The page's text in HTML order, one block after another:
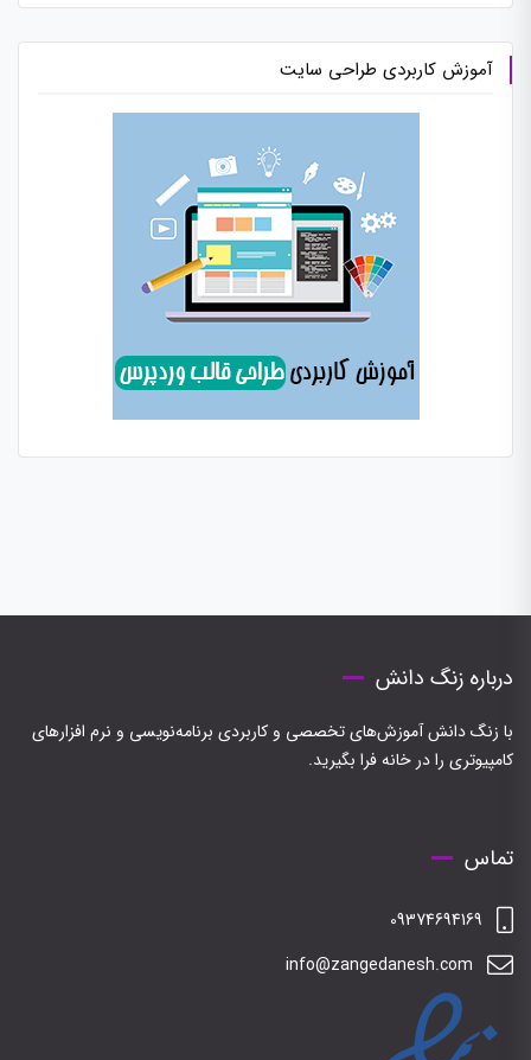
آموزش کاربردی طراحی سایت
درباره زنگ دانش
با زنگ دانش آموزش‌های تخصصی و کاربردی برنامه‌نویسی و نرم افزارهای
کامپیوتری را در خانه فرا بگیرید.
تماس
09374694169
info@zangedanesh.com